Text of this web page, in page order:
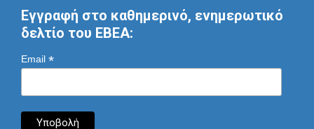
Εγγραφή στο καθημερινό, ενημερωτικό
δελτίο του ΕΒΕΑ:
Email *